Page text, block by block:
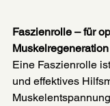
Faszienrolle – für
Muskelregeneration
Eine Faszienrolle
und effektives